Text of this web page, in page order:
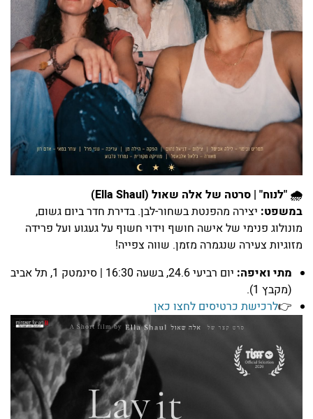
🌧️ "לנוח" | סרטה של אלה שאול (Ella Shaul)
במשפט: יצירה מהפנטת בשחור-לבן. בדירת חדר ביום גשום,
מונולוג פנימי של אישה חושף וידוי חשוף על געגוע ועל פרידה
מזוגיות צעירה שנגמרה מזמן. שווה צפייה!
מתי ואיפה:
יום רביעי 24.6, בשעה 16:30 | סינמטק 1, תל אביב
(מקבץ 1).
👉לרכישת כרטיסים לחצו כאן